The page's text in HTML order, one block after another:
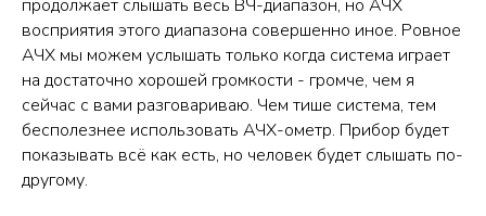
продолжает слышать весь ВЧ-диапазон, но АЧХ
восприятия этого диапазона совершенно иное. Ровное
АЧХ мы можем услышать только когда система играет
на достаточно хорошей громкости - громче, чем я
сейчас с вами разговариваю. Чем тише система, тем
бесполезнее использовать АЧХ-ометр. Прибор будет
показывать всё как есть, но человек будет слышать по-
другому.